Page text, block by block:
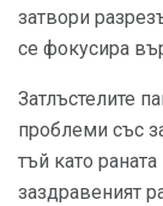
затвори
се фокусира
Затлъстелите
проблеми със
тъй като
заздравеният